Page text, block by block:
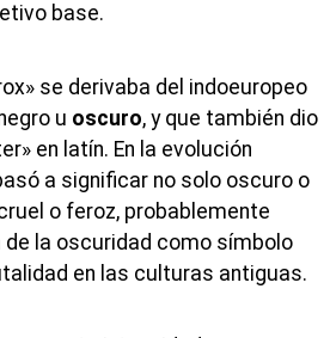
base.
se derivaba del indoeuropeo
u oscuro, y que también dio
en latín. En la evolución
a significar no solo oscuro o
o feroz, probablemente
de la oscuridad como símbolo
en las culturas antiguas.